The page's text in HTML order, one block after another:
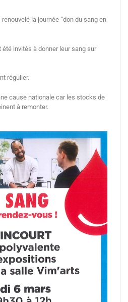
la journée “don du sang en
invités à donner leur sang sur
régulier.
cause nationale car les stocks de
à remonter.